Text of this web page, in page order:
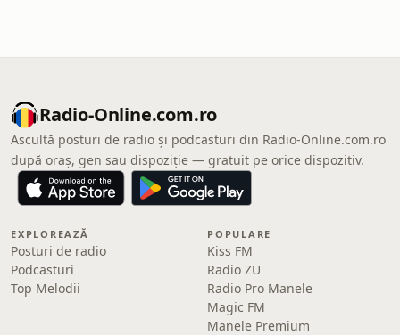
Radio-Online.com.ro
Ascultă posturi de radio și podcasturi din Radio-Online.com.ro
după oraș, gen sau dispoziție — gratuit pe orice dispozitiv.
EXPLOREAZĂ
Posturi de radio
Podcasturi
Top Melodii
POPULARE
Kiss FM
Radio ZU
Radio Pro Manele
Magic FM
Manele Premium